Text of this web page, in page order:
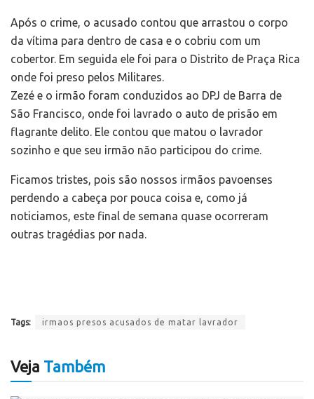
Após o crime, o acusado contou que arrastou o corpo
da vítima para dentro de casa e o cobriu com um
cobertor. Em seguida ele foi para o Distrito de Praça Rica
onde foi preso pelos Militares.
Zezé e o irmão foram conduzidos ao DPJ de Barra de
São Francisco, onde foi lavrado o auto de prisão em
flagrante delito. Ele contou que matou o lavrador
sozinho e que seu irmão não participou do crime.
Ficamos tristes, pois são nossos irmãos pavoenses
perdendo a cabeça por pouca coisa e, como já
noticiamos, este final de semana quase ocorreram
outras tragédias por nada.
Tags: irmaos presos acusados de matar lavrador
Veja Também